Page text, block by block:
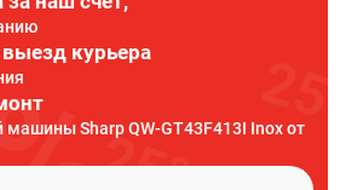
курьера
машины Sharp QW-GT43F413I Inox от